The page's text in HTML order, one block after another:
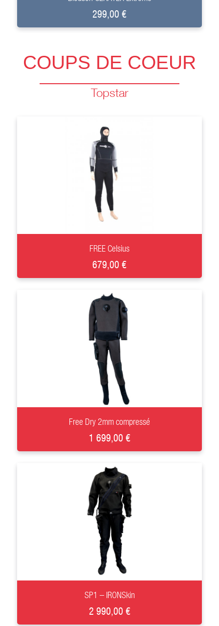
299,00 €
COUPS DE COEUR
Topstar
+
FREE Celsius
679,00 €
+
Free Dry 2mm compressé
1 699,00 €
+
SP1 – IRONSkin
2 990,00 €